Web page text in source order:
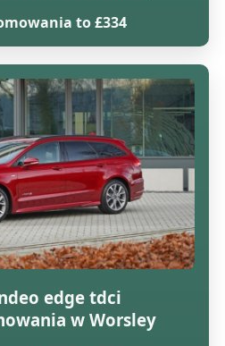
to £334
edge tdci
w Worsley